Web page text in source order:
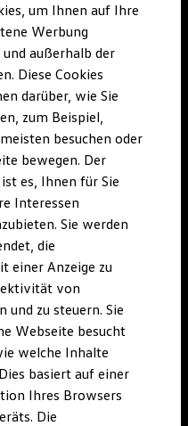
und Updates
ID.
um Ihnen auf Ihre
Werbung
außerhalb der
Diese Cookies
darüber, wie Sie
zum Beispiel,
besuchen oder
bewegen. Der
es, Ihnen für Sie
Interessen
Sie werden
die
einer Anzeige zu
von
und zu steuern. Sie
Webseite besucht
welche Inhalte
basiert auf einer
Ihres Browsers
Die